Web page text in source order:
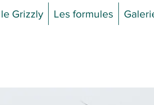
Grizzly Les formules